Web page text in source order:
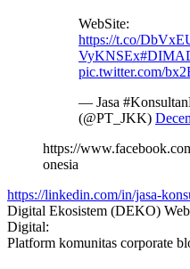
WebSite:
https://t.co/
VyKNSEx
pic.twitter.com/
— Jasa
(@PT_JKK)
https://
onesia
https://linkedin.com/in/jasa-
Digital Ekosistem (DEKO)
Digital:
Platform komunitas corporate